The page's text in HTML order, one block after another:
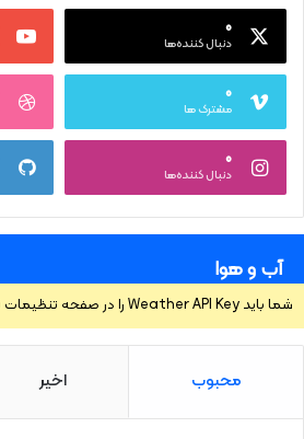
۰
دنبال کننده‌ها
۰
مشترک ها
۰
دنبال کننده‌ها
آب و هوا
شما باید Weather API Key را در صفحه تنظیمات قالب > ادغام تنظیم کنید.
محبوب اخیر